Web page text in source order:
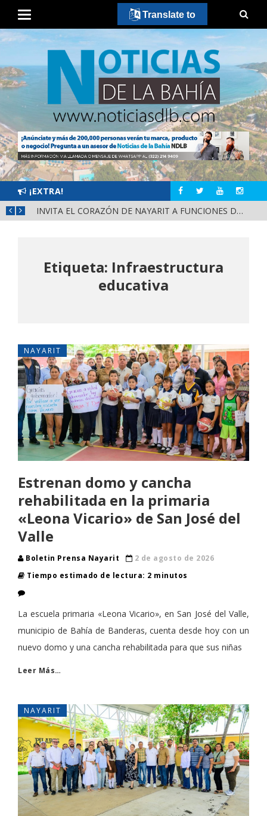
¡EXTRA!
JUAN CARLOS CASTRO ALMAGUER FAVORITO PARA REPRESENTAR A MORENA EN PUERTO VALLARTA
Etiqueta: Infraestructura
educativa
NAYARIT
Estrenan domo y cancha
rehabilitada en la primaria
«Leona Vicario» de San José del
Valle
Boletin Prensa Nayarit
2 de agosto de 2026
Tiempo estimado de lectura: 2 minutos
La escuela primaria «Leona Vicario», en San José del Valle,
municipio de Bahía de Banderas, cuenta desde hoy con un
nuevo domo y una cancha rehabilitada para que sus niñas
Leer Más…
NAYARIT
Translate to